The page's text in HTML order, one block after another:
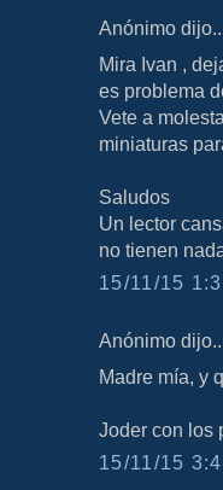
Anónimo
Mira Ivan ,
es problema
Vete a
miniaturas
Saludos
Un lector
no tienen
15/11/15
Anónimo
Madre mía, y
Joder con los
15/11/15